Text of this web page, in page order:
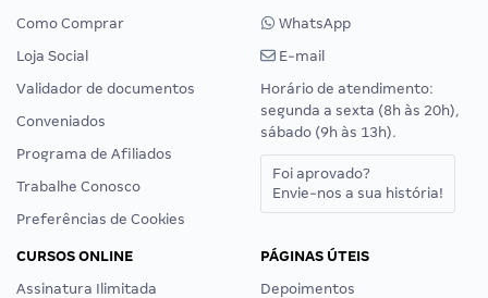
Como Comprar
Loja Social
Validador de documentos
Conveniados
Programa de Afiliados
Trabalhe Conosco
Preferências de Cookies
WhatsApp
E-mail
Horário de atendimento:
segunda a sexta (8h às 20h),
sábado (9h às 13h).
Foi aprovado?
Envie-nos a sua história!
CURSOS ONLINE
Assinatura Ilimitada
PÁGINAS ÚTEIS
Depoimentos